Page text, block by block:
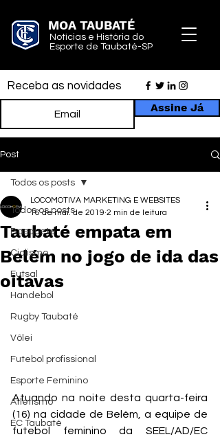
MOA TAUBATÉ
Notícias e História do
Esporte de Taubaté-SP
Receba as novidades
Assine Já
Post
Todos os posts
Basquete
Ciclismo
Futsal
Handebol
Rugby Taubaté
Vôlei
Futebol profissional
Esporte Feminino
Atletismo
EC Taubaté
Todos os posts
Taubaté empata em
Belém no jogo de ida das
oitavas
LOCOMOTIVA MARKETING E WEBSITES
16 de mai. de 2019 2 min de leitura
Atuando na noite desta quarta-feira
(16) na cidade de Belém, a equipe de
futebol feminino da SEEL/AD/EC